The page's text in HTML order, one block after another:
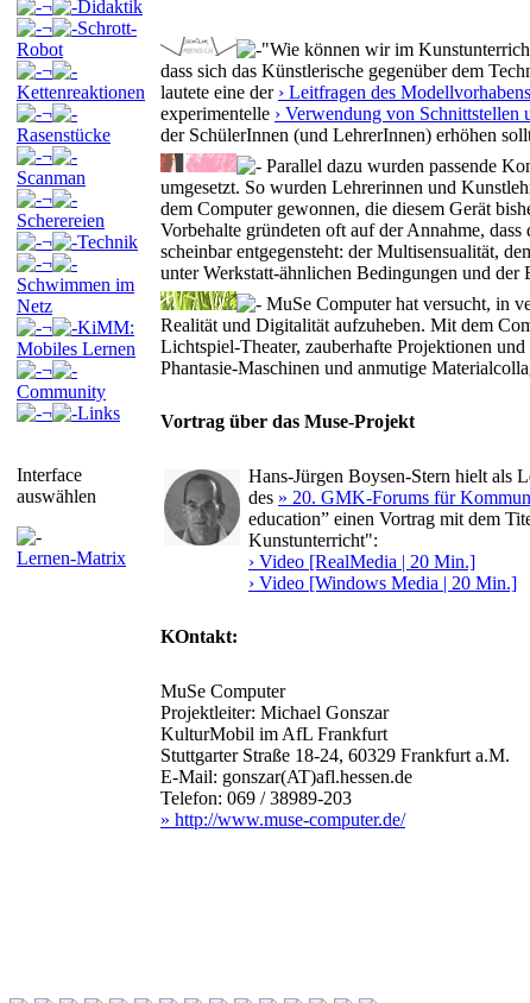
¬
Didaktik
¬
Schrott-
Robot
¬
Kettenreaktionen
¬
Rasenstücke
¬
Scanman
¬
Scherereien
¬
Technik
¬
Schwimmen im
Netz
¬
KiMM:
Mobiles Lernen
¬
Community
¬
Links
Interface
auswählen
Lernen-Matrix
"Wie können wir im
dass sich das Künstlerische gegenüber dem
lautete eine der › Leitfragen des Modellvorhabens
experimentelle › Verwendung von Schnittstellen
der SchülerInnen (und LehrerInnen) erhöhen
Parallel dazu wurden passende
umgesetzt. So wurden Lehrerinnen und
dem Computer gewonnen, die diesem Gerät
Vorbehalte gründeten oft auf der Annahme,
scheinbar entgegensteht: der Multisensualität,
unter Werkstatt-ähnlichen Bedingungen und
MuSe Computer hat versucht, in
Realität und Digitalität aufzuheben. Mit dem
Lichtspiel-Theater, zauberhafte Projektionen
Phantasie-Maschinen und anmutige
Vortrag über das Muse-Projekt
Hans-Jürgen Boysen-Stern hielt als
des » 20. GMK-Forums für
education” einen Vortrag mit dem
Kunstunterricht":
› Video [RealMedia | 20 Min.]
› Video [Windows Media | 20 Min.]
KOntakt:
MuSe Computer
Projektleiter: Michael Gonszar
KulturMobil im AfL Frankfurt
Stuttgarter Straße 18-24, 60329 Frankfurt a.M.
E-Mail: gonszar(AT)afl.hessen.de
Telefon: 069 / 38989-203
» http://www.muse-computer.de/